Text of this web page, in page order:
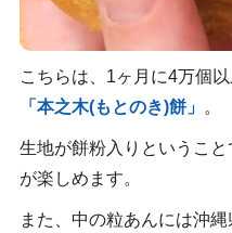
こちらは、1ヶ月に4万個
「本之木(もとのき)餅」
。
生地が餅粉入りというこ
が楽しめます。
また、中の粒あんには沖